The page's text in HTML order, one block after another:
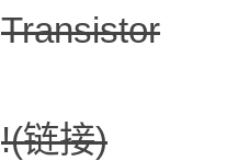
Transistor
!(链接)